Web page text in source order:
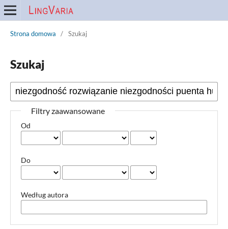
Strona domowa / Szukaj
Szukaj
Filtry zaawansowane
Od
Do
Według autora